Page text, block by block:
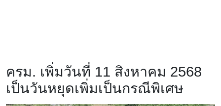
ครม. เพิ่มวันที่ 11 สิงหาคม 2568
เป็นวันหยุดเพิ่มเป็นกรณีพิเศษ